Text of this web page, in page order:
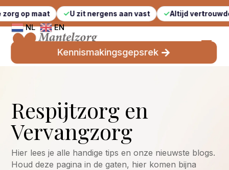
U zit nergens aan vast Altijd vertrouwde gezichten
NL EN
Kennismakingsgepsrek
Respijtzorg en
Vervangzorg
Hier lees je alle handige tips en onze nieuwste blogs.
Houd deze pagina in de gaten, hier komen bijna